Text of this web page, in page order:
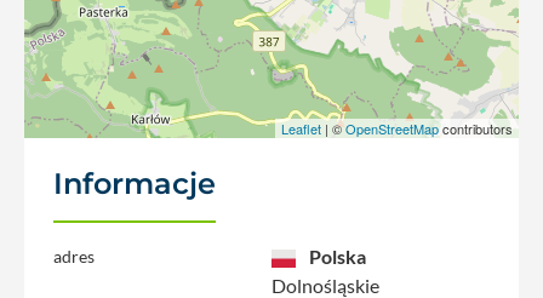
Leaflet | ©OpenStreetMapcontributors
Informacje
adres
Polska
Dolnośląskie